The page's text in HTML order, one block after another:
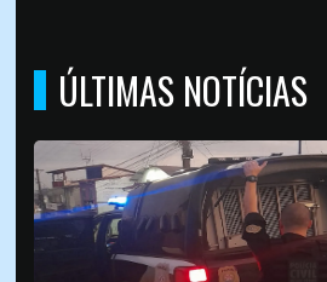
ÚLTIMAS NOTÍCIAS